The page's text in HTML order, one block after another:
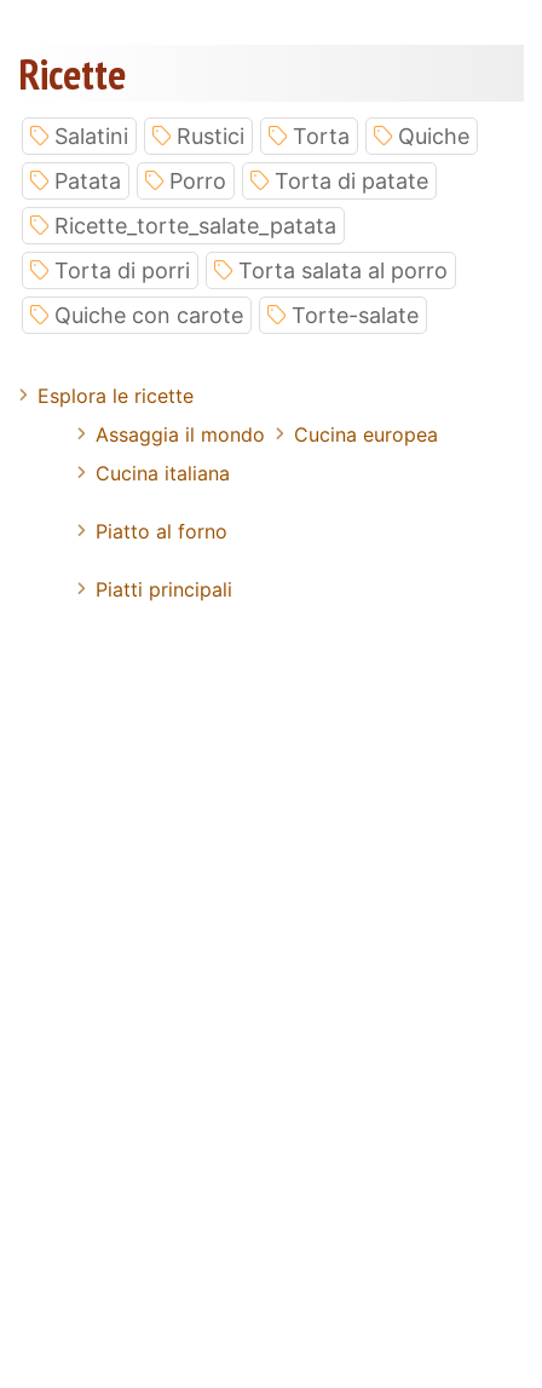
Ricette
Salatini Rustici Torta
Quiche
Patata
Porro
Torta di patate
Ricette_torte_salate_patata
Torta di porri
Torta salata al porro
Quiche con carote
Torte-salate
Esplora le ricette
Assaggia il mondo
Cucina europea
Cucina italiana
Piatto al forno
Piatti principali